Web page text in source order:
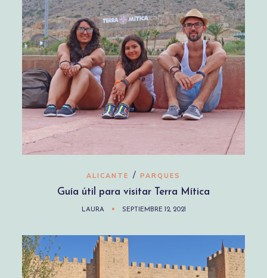
ALICANTE / PARQUES
Guía útil para visitar Terra Mítica
LAURA SEPTIEMBRE 12, 2021